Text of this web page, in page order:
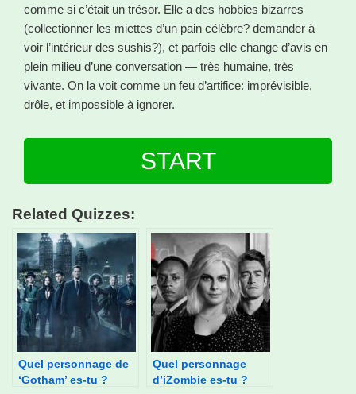
comme si c’était un trésor. Elle a des hobbies bizarres
(collectionner les miettes d’un pain célèbre? demander à
voir l’intérieur des sushis?), et parfois elle change d’avis en
plein milieu d’une conversation — très humaine, très
vivante. On la voit comme un feu d’artifice: imprévisible,
drôle, et impossible à ignorer.
START
Related Quizzes:
Quel personnage de
‘Gotham’ es-tu ?
Quel personnage
d’iZombie es-tu ?